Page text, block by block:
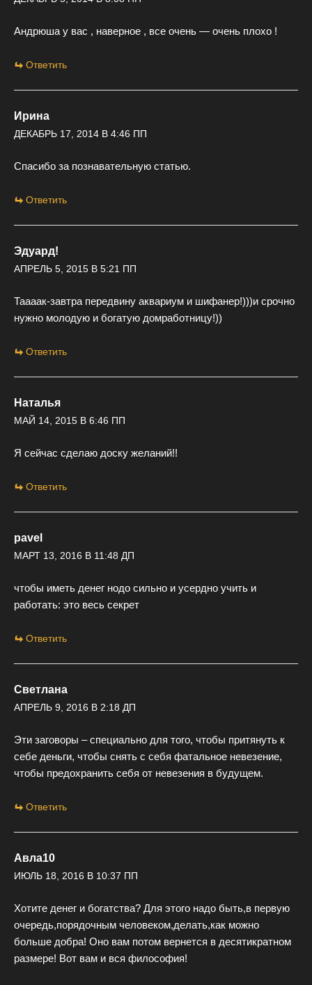
Андрюша у вас , наверное , все очень — очень плохо !
Ответить
Ирина
ДЕКАБРЬ 17, 2014 В 4:46 ПП
Спасибо за познавательную статью.
Ответить
Эдуард!
АПРЕЛЬ 5, 2015 В 5:21 ПП
Таааак-завтра передвину аквариум и шифанер!)))и срочно
нужно молодую и богатую домработницу!))
Ответить
Наталья
МАЙ 14, 2015 В 6:46 ПП
Я сейчас сделаю доску желаний!!
Ответить
pavel
МАРТ 13, 2016 В 11:48 ДП
чтобы иметь денег нодо сильно и усердно учить и
работать: это весь секрет
Ответить
Светлана
АПРЕЛЬ 9, 2016 В 2:18 ДП
Эти заговоры – специально для того, чтобы притянуть к
себе деньги, чтобы снять с себя фатальное невезение,
чтобы предохранить себя от невезения в будущем.
Ответить
Авла10
ИЮЛЬ 18, 2016 В 10:37 ПП
Хотите денег и богатства? Для этого надо быть,в первую
очередь,порядочным человеком,делать,как можно
больше добра! Оно вам потом вернется в десятикратном
размере! Вот вам и вся философия!